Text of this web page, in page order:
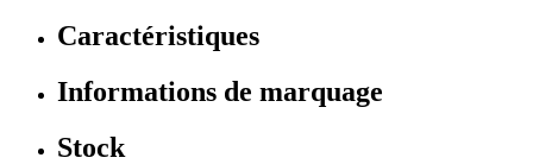
Caractéristiques
Informations de marquage
Stock